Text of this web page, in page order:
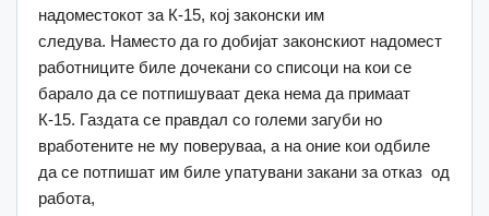
надоместокот за К-15, кој законски им
следува. Наместо да го добијат законскиот надомест
работниците биле дочекани со списоци на кои се
барало да се потпишуваат дека нема да примаат
К-15. Газдата се правдал со големи загуби но
вработените не му поверуваа, а на оние кои одбиле
да се потпишат им биле упатувани закани за отказ од
работа,